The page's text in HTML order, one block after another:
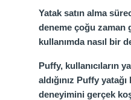
Yatak satın alma
deneme çoğu zaman
kullanımda nasıl bir
Puffy, kullanıcıların
aldığınız Puffy
deneyimini gerçek